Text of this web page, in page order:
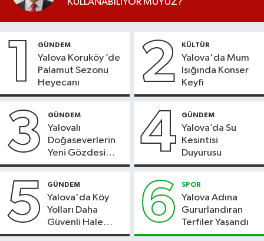
1 GÜNDEM
Yalova Koruköy ’de
Palamut Sezonu
Heyecanı
2 KÜLTÜR
Yalova'da Mum
Işığında Konser
Keyfi
3 GÜNDEM
Yalovalı
Doğaseverlerin
Yeni Gözdesi
Bolu'daki Meyve
4 GÜNDEM
Yalova’da Su
Kesintisi
Duyurusu
5 GÜNDEM
Yalova'da Köy
Yolları Daha
Güvenli Hale
Geliyor
6 SPOR
Yalova Adına
Gururlandıran
Terfiler Yaşandı